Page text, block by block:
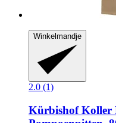
Winkelmandje
2.0 (1)
Kürbishof Koller